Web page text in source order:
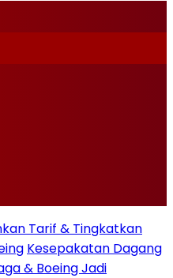
Tarif & Tingkatkan
Kesepakatan Dagang
& Boeing Jadi